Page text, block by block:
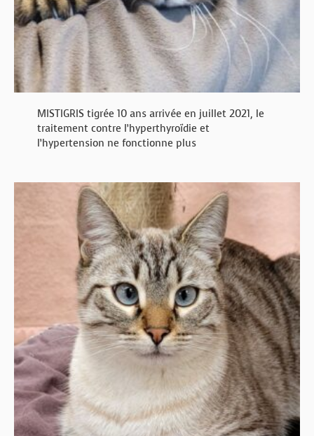
MISTIGRIS tigrée 10 ans arrivée en juillet 2021, le
traitement contre l’hyperthyroïdie et
l’hypertension ne fonctionne plus